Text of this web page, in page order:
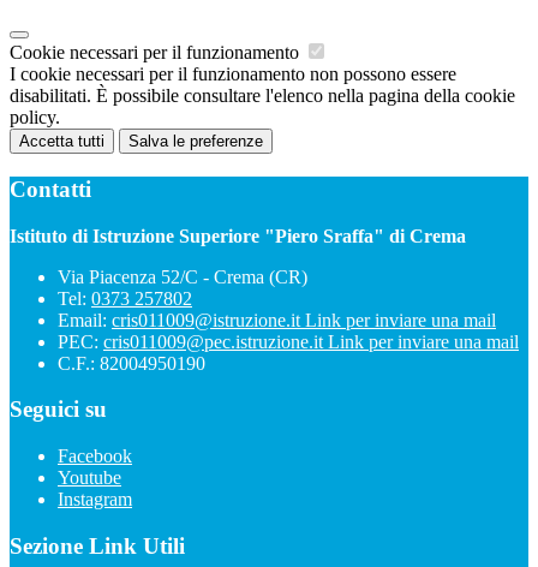
Cookie necessari per il funzionamento
I cookie necessari per il funzionamento non possono essere
disabilitati. È possibile consultare l'elenco nella pagina della cookie
policy.
Accetta tutti Salva le preferenze
Contatti
Istituto di Istruzione Superiore "Piero Sraffa" di Crema
Via Piacenza 52/C - Crema (CR)
Tel: 0373 257802
Email: cris011009@istruzione.it Link per inviare una mail
PEC: cris011009@pec.istruzione.it Link per inviare una mail
C.F.: 82004950190
Seguici su
Facebook
Youtube
Instagram
Sezione Link Utili